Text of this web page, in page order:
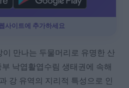
사이트에 추가하세요
만나는 두물머리로 유명한 산
낙엽활엽수림 생태권에 속해
강 유역의 지리적 특성으로 인